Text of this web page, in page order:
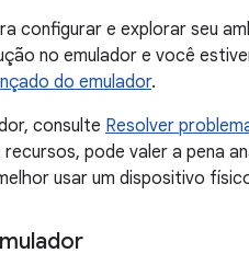
configurar e explorar seu
no emulador e você
do emulador.
consulte Resolver
pode valer a pena
usar um dispositivo